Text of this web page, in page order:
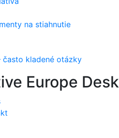
na stiahnutie
často kladené otázky
Europe Desk